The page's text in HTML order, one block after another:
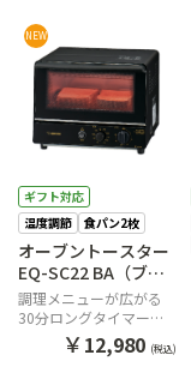
NEW
ギフト対応
温度調節
食パン2枚
オーブントースター
EQ-SC22 BA（ブラ
ック）
調理メニューが広がる
30分ロングタイマー搭
載のオーブントースター
￥12,980 (税込)